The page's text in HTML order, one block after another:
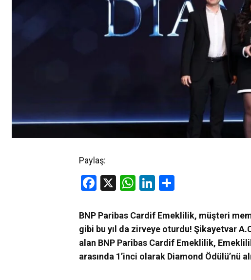
Paylaş:
Facebook
X WhatsApp
LinkedIn
BNP Paribas Cardif Emeklilik, müşteri
gibi bu yıl da zirveye oturdu! Şikayetvar
alan BNP Paribas Cardif Emeklilik,
arasında 1’inci olarak Diamond Ödülü’nü